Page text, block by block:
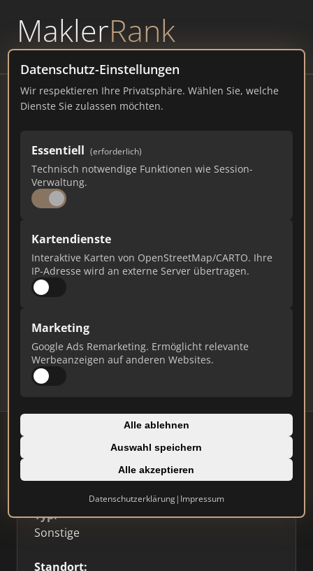
MaklerRank
powered byWAVEPOINT
Datenschutz-Einstellungen
Wir respektieren Ihre Privatsphäre. Wählen Sie, welche
Dienste Sie zulassen möchten.
Essentiell (erforderlich)
Technisch notwendige Funktionen wie Session-
Verwaltung.
Kartendienste
Interaktive Karten von OpenStreetMap/CARTO. Ihre
IP-Adresse wird an externe Server übertragen.
Marketing
Google Ads Remarketing. Ermöglicht relevante
Werbeanzeigen auf anderen Websites.
Alle ablehnen
Auswahl speichern
Alle akzeptieren
Datenschutzerklärung| Impressum
Bau- und Liegenschaftsbetrieb NRW,
Mercedesstraße 12, 40470 Düsseldorf
blb.nrw.de
1.107
Gesamtpunkte
Ist das Ihr Unternehmen?
Daten und erhalten Sie monatliche Ranking-
Updates.
Profil beanspruchen
⭐ Etabliert
Typ:
Sonstige
Standort: